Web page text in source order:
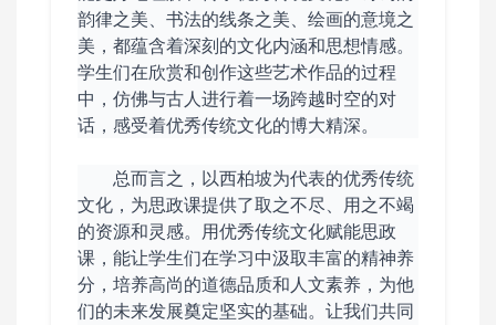
韵律之美、书法的线条之美、绘画的意境之
美，都蕴含着深刻的文化内涵和思想情感。
学生们在欣赏和创作这些艺术作品的过程
中，仿佛与古人进行着一场跨越时空的对
话，感受着优秀传统文化的博大精深。
总而言之，以西柏坡为代表的优秀传统
文化，为思政课提供了取之不尽、用之不竭
的资源和灵感。用优秀传统文化赋能思政
课，能让学生们在学习中汲取丰富的精神养
分，培养高尚的道德品质和人文素养，为他
们的未来发展奠定坚实的基础。让我们共同